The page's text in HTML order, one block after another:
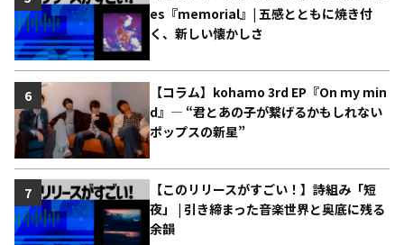
es『memorial』| 五感とともに焼き付
く、新しい懐かしさ
【コラム】kohamo 3rd EP『On my min
d』― “君とあの子が繋げるかもしれない
ポップスの新星”
6
【このリリースがすごい！】詩組み「短
夜」 | 引き締まった音楽世界と奥底に残る
余韻
7